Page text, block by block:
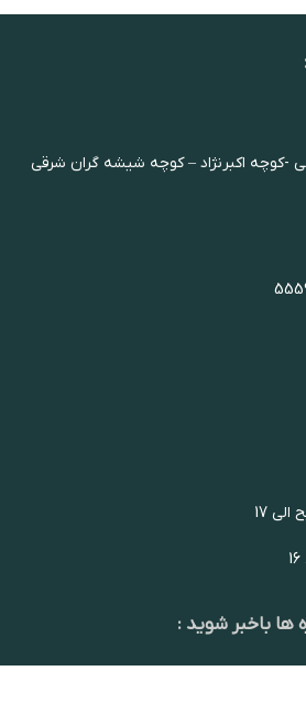
-کوچه اکبرنژاد – کوچه شیشه گران شرقی
ها باخبر شوید :